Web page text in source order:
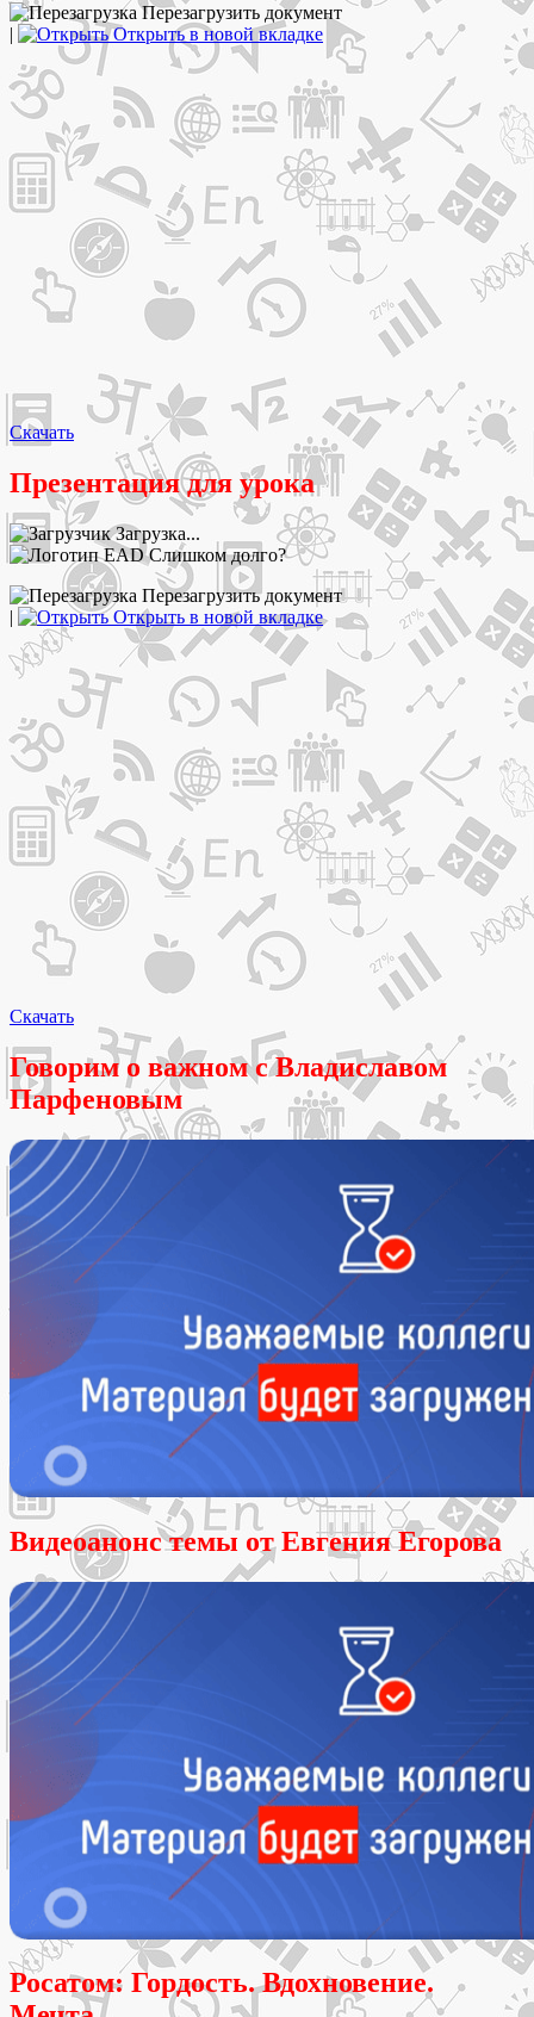
Перезагрузить документ
|
Открыть в новой вкладке
Скачать
Презентация для урока
Загрузка...
Слишком долго?
Перезагрузить документ
|
Открыть в новой вкладке
Скачать
Говорим о важном с Владиславом
Парфеновым
Видеоанонс темы от Евгения Егорова
Росатом: Гордость. Вдохновение.